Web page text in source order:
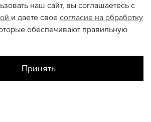
наш сайт, вы соглашаетесь с
и даете свое согласие на обработку
обеспечивают правильную
Принять